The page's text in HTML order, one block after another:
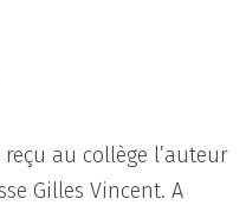
au collège l’auteur
Gilles Vincent. A